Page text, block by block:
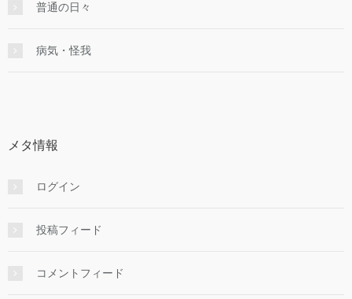
普通の日々
病気・怪我
メタ情報
ログイン
投稿フィード
コメントフィード